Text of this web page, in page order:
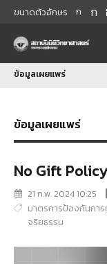
ขนาดตัวอักษร ก ก
ข้อมูลเผยแพร่
ข้อมูลเผยแพร่
No Gift Policy
21 ก.พ. 2024 10:25
มาตรการป้องกันกา
จริยธรรม